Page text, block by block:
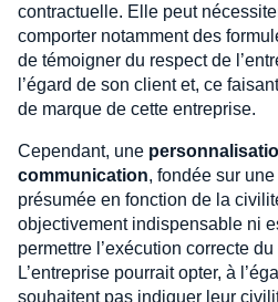
contractuelle. Elle peut
comporter notamment des
de témoigner du respect de
l’égard de son client et, ce
de marque de cette entreprise.
Cependant, une
communication, fondée sur une
présumée en fonction de la
objectivement indispensable ni
permettre l’exécution correcte
L’entreprise pourrait opter, à
souhaitent pas indiquer leur